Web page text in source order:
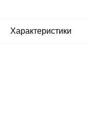
Характеристики